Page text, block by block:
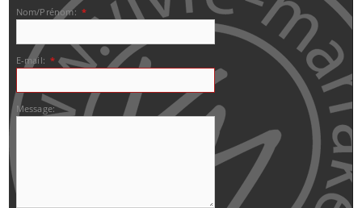
Nom/Prénom: *
E-mail: *
Message: